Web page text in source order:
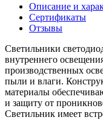
Описание и
Сертификаты
Отзывы
Светильники
внутреннего
производственных
пыли и влаги.
материалы
и защиту от
Светильник имеет